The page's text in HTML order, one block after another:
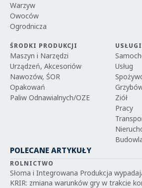
Warzyw
Owoców
Ogrodnicza
ŚRODKI PRODUKCJI
Maszyn i Narzędzi
Urządzeń, Akcesoriów
Nawozów, ŚOR
Opakowań
Paliw Odnawialnych/OZE
Usług
Ziół
Pracy
POLECANE ARTYKUŁY
ROLNICTWO
Słoma i Integrowana Produkcja
KRIR: zmiana warunków gry w trakcie